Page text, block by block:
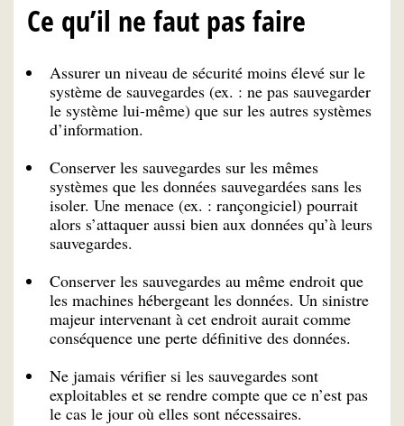
Ce qu’il ne faut pas faire
Assurer un niveau de sécurité moins élevé sur le
système de sauvegardes (ex. : ne pas sauvegarder
le système lui-même) que sur les autres systèmes
d’information.
Conserver les sauvegardes sur les mêmes
systèmes que les données sauvegardées sans les
isoler. Une menace (ex. : rançongiciel) pourrait
alors s’attaquer aussi bien aux données qu’à leurs
sauvegardes.
Conserver les sauvegardes au même endroit que
les machines hébergeant les données. Un sinistre
majeur intervenant à cet endroit aurait comme
conséquence une perte définitive des données.
Ne jamais vérifier si les sauvegardes sont
exploitables et se rendre compte que ce n’est pas
le cas le jour où elles sont nécessaires.